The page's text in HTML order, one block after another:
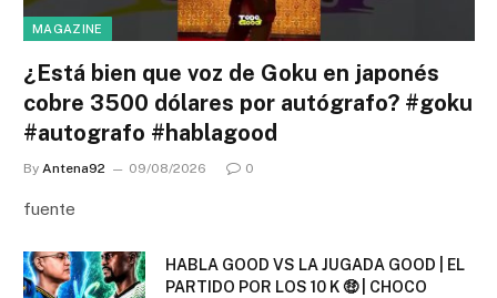
MAGAZINE
¿Está bien que voz de Goku en japonés
cobre 3500 dólares por autógrafo? #goku
#autografo #hablagood
By Antena92 09/08/2026 0
fuente
HABLA GOOD VS LA JUGADA GOOD | EL
PARTIDO POR LOS 10 K 🤑 | CHOCO